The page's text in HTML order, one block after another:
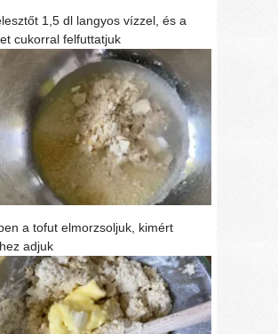
1,5 dl langyos vízzel, és a
cukorral felfuttatjuk
a tofut elmorzsoljuk, kimért
adjuk